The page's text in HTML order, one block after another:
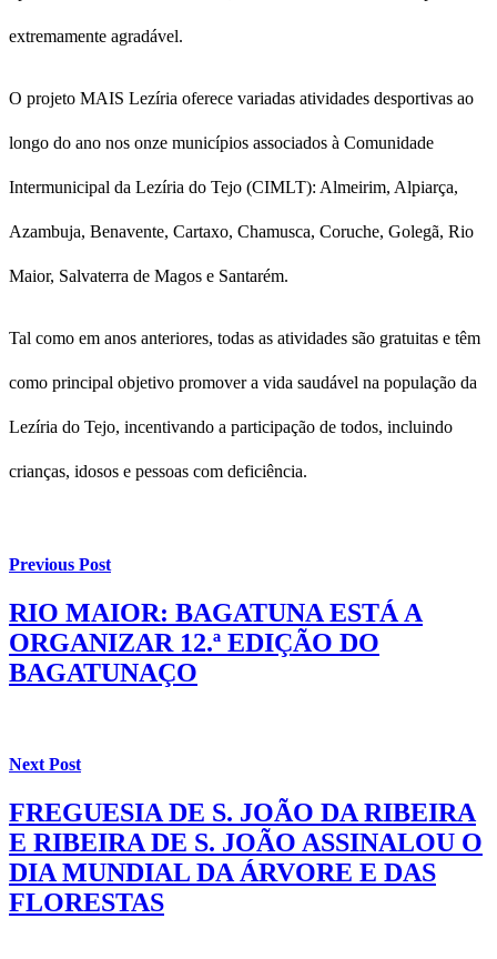
extremamente agradável.
O projeto MAIS Lezíria oferece variadas atividades desportivas ao
longo do ano nos onze municípios associados à Comunidade
Intermunicipal da Lezíria do Tejo (CIMLT): Almeirim, Alpiarça,
Azambuja, Benavente, Cartaxo, Chamusca, Coruche, Golegã, Rio
Maior, Salvaterra de Magos e Santarém.
Tal como em anos anteriores, todas as atividades são gratuitas e têm
como principal objetivo promover a vida saudável na população da
Lezíria do Tejo, incentivando a participação de todos, incluindo
crianças, idosos e pessoas com deficiência.
Previous Post
RIO MAIOR: BAGATUNA ESTÁ A
ORGANIZAR 12.ª EDIÇÃO DO
BAGATUNAÇO
Next Post
FREGUESIA DE S. JOÃO DA RIBEIRA
E RIBEIRA DE S. JOÃO ASSINALOU O
DIA MUNDIAL DA ÁRVORE E DAS
FLORESTAS